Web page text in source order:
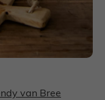
van Bree